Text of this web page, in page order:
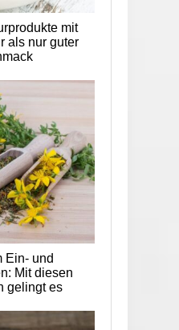
mit
als nur guter
Ein- und
Mit diesen
gelingt es